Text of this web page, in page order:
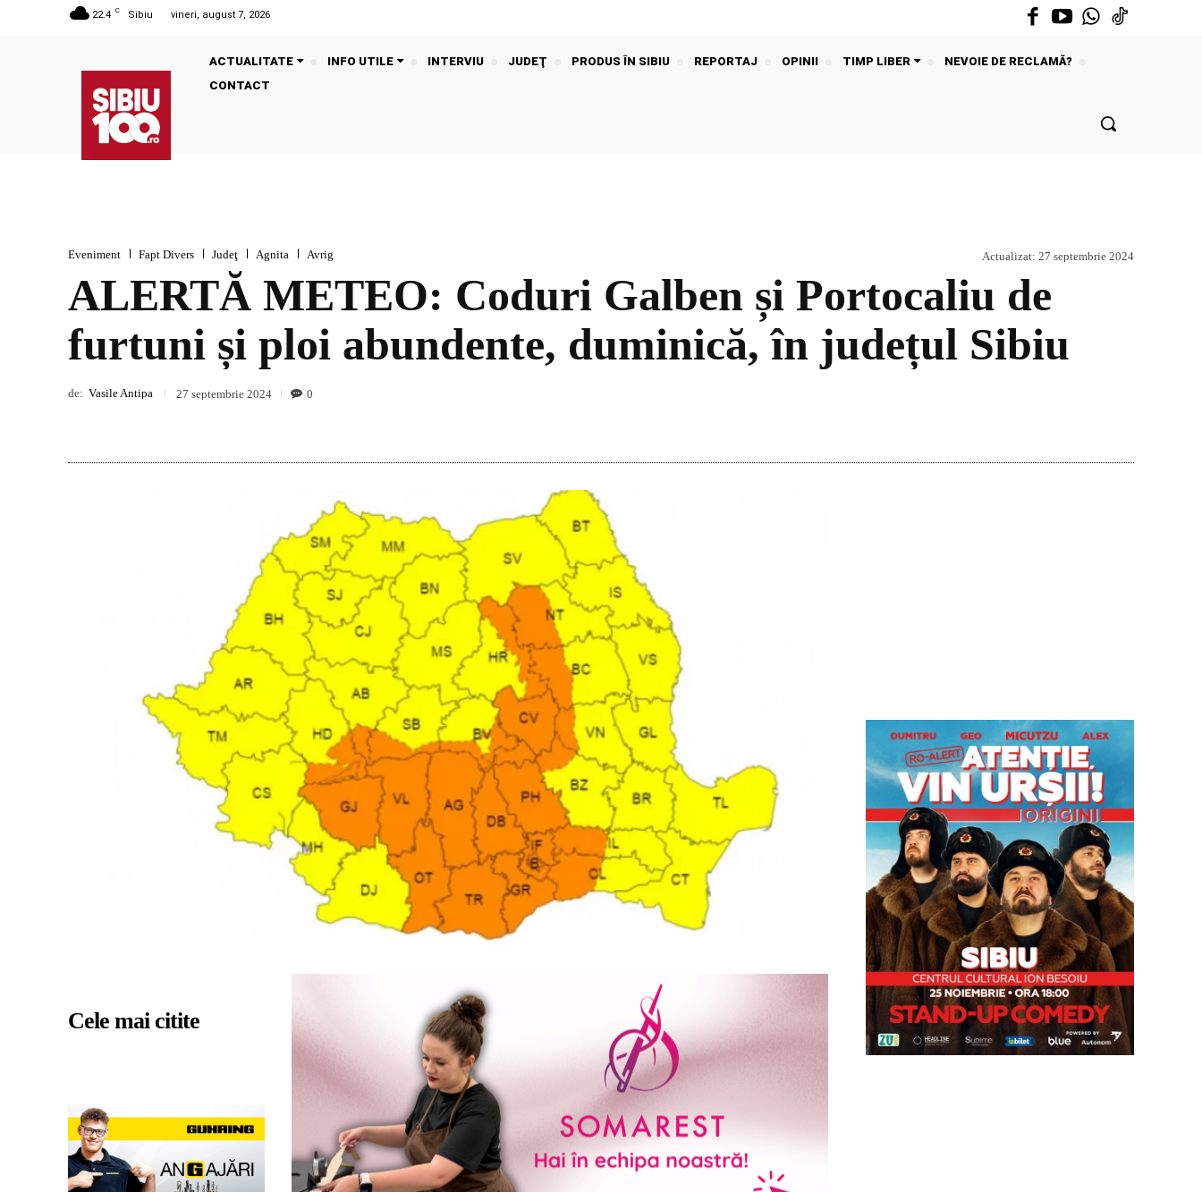
22.4 C Sibiu vineri, august 7, 2026
ACTUALITATE INFO UTILE INTERVIU JUDEŢ PRODUS ÎN SIBIU REPORTAJ OPINII TIMP LIBER
NEVOIE DE RECLAMĂ?
CONTACT
Eveniment Fapt Divers Judeţ Agnita Avrig Actualizat: 27 septembrie 2024
ALERTĂ METEO: Coduri Galben și Portocaliu de
furtuni și ploi abundente, duminică, în județul Sibiu
de: Vasile Antipa 27 septembrie 2024 0
Cele mai citite